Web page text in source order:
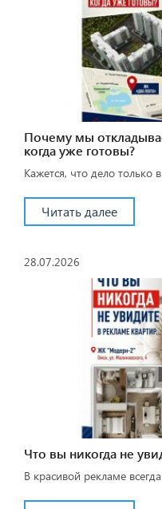
Почему мы
когда уже готовы?
Кажется, что дело только
Читать далее
28.07.2026
Что вы никогда не
В красивой рекламе